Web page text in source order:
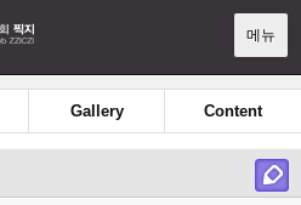
메뉴
Gallery Content